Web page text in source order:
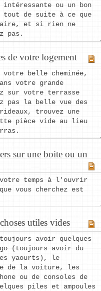
ou un bon
tout de suite à ce que
et si rien ne
pas.
de votre logement
belle cheminée,
votre grande
sur votre terrasse
pas la belle vue des
trouvez une
pièce vide au lieu
sur une boite ou un
votre temps à l'ouvrir
vous cherchez est
utiles vides
avoir quelques
(toujours avoir du
yaourts), le
de la voiture, les
ou de consoles de
piles et ampoules